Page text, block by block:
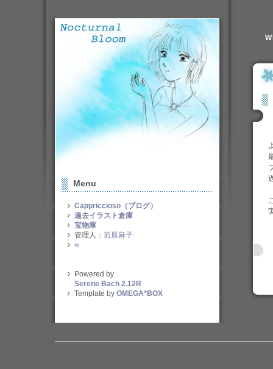
Menu
Cappriccioso（ブログ）
過去イラスト倉庫
宝物庫
管理人： 若原麻子
∞
Powered by
Serene Bach 2.12R
Template by OMEGA*BOX